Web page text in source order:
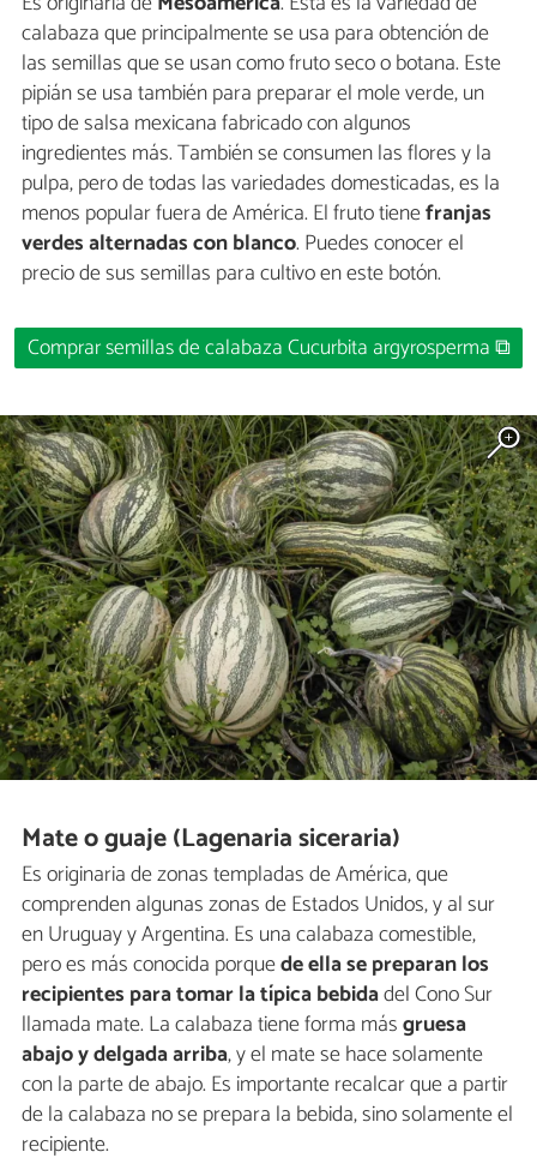
calabaza que principalmente se usa para obtención de
las semillas que se usan como fruto seco o botana. Este
pipián se usa también para preparar el mole verde, un
tipo de salsa mexicana fabricado con algunos
ingredientes más. También se consumen las flores y la
pulpa, pero de todas las variedades domesticadas, es la
menos popular fuera de América. El fruto tienefranjas
verdes alternadas con blanco. Puedes conocer el
precio de sus semillas para cultivo en este botón.
Comprar semillas de calabaza Cucurbita argyrosperma ⧉
Mate o guaje (Lagenaria siceraria)
Es originaria de zonas templadas de América, que
comprenden algunas zonas de Estados Unidos, y al sur
en Uruguay y Argentina. Es una calabaza comestible,
pero es más conocida porquede ella se preparan los
recipientes para tomar la típica bebidadel Cono Sur
llamada mate. La calabaza tiene forma másgruesa
abajo y delgada arriba, y el mate se hace solamente
con la parte de abajo. Es importante recalcar que a partir
de la calabaza no se prepara la bebida, sino solamente el
recipiente.